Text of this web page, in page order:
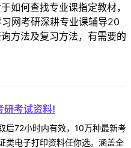
如何查找专业课指定教材，
网考研深耕专业课辅导20
方法及复习方法，有需要的
研考试资料!
后72小时内有效，10万种最新考
类电子打印资料任你选。涵盖全